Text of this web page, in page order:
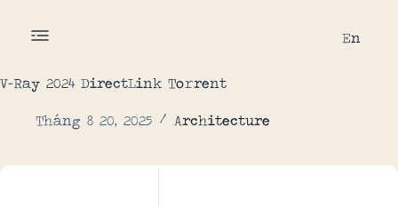
En
V-Ray 2024 DirectLink To𝚛rent
Tháng 8 20, 2025 Architecture